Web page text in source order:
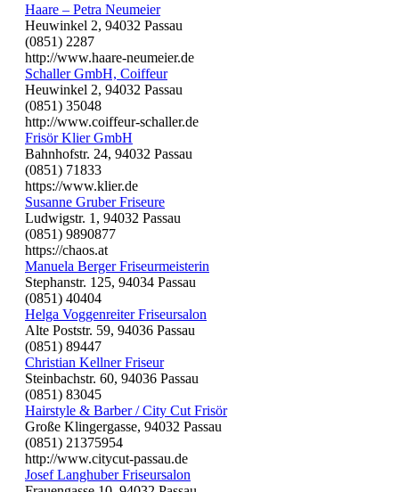
Haare – Petra Neumeier
Heuwinkel 2, 94032 Passau
(0851) 2287
http://www.haare-neumeier.de
Schaller GmbH, Coiffeur
Heuwinkel 2, 94032 Passau
(0851) 35048
http://www.coiffeur-schaller.de
Frisör Klier GmbH
Bahnhofstr. 24, 94032 Passau
(0851) 71833
https://www.klier.de
Susanne Gruber Friseure
Ludwigstr. 1, 94032 Passau
(0851) 9890877
https://chaos.at
Manuela Berger Friseurmeisterin
Stephanstr. 125, 94034 Passau
(0851) 40404
Helga Voggenreiter Friseursalon
Alte Poststr. 59, 94036 Passau
(0851) 89447
Christian Kellner Friseur
Steinbachstr. 60, 94036 Passau
(0851) 83045
Hairstyle & Barber / City Cut Frisör
Große Klingergasse, 94032 Passau
(0851) 21375954
http://www.citycut-passau.de
Josef Langhuber Friseursalon